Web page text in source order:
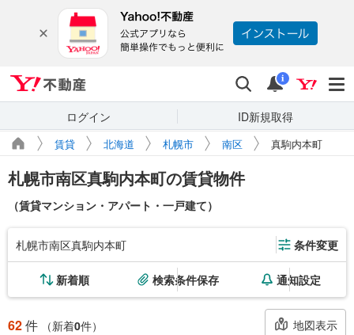
検索 通知
i
ログイン ID新規取得
賃貸 北海道 札幌市 南区 真駒内本町
札幌市南区真駒内本町の賃貸物件
（賃貸マンション・アパート・一戸建て）
札幌市南区真駒内本町 条件変更
新着順 検索条件保存 通知設定
62件 （新着0件） 地図表示